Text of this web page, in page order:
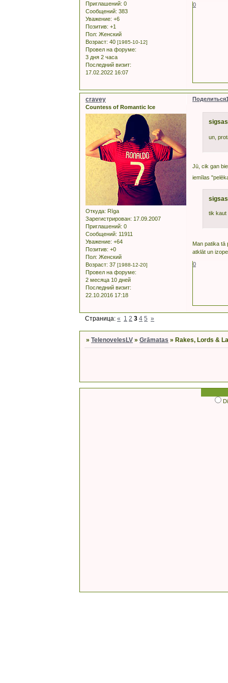
Приглашений: 0
Сообщений: 383
Уважение: +6
Позитив: +1
Пол: Женский
Возраст: 40 [1985-10-12]
Провел на форуме:
3 дня 2 часа
Последний визит:
17.02.2022 16:07
0
Поделиться
cravey
Countess of Romantic Ice
Откуда: Rīga
Зарегистрирован: 17.09.2007
Приглашений: 0
Сообщений: 11911
Уважение: +64
Позитив: +0
Пол: Женский
Возраст: 37 [1988-12-20]
Провел на форуме:
2 месяца 10 дней
Последний визит:
22.10.2016 17:18
un,
Jū, cik gan
iemīlas
tik kaut
Man patika tā
atklāt un
0
Страница:« 1 2 3 4 5 »
»TelenovelesLV »Grāmatas » Rakes, Lords &